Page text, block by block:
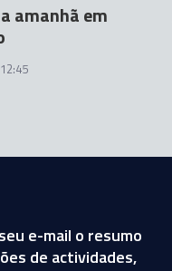
amanhã em
e-mail o resumo
de actividades,